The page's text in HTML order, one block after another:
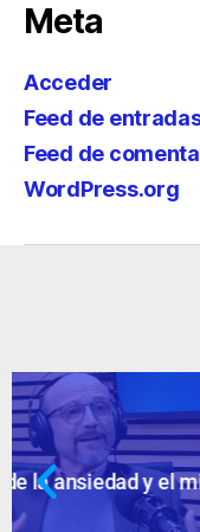
Meta
Acceder
Feed de
Feed de
WordPress.org